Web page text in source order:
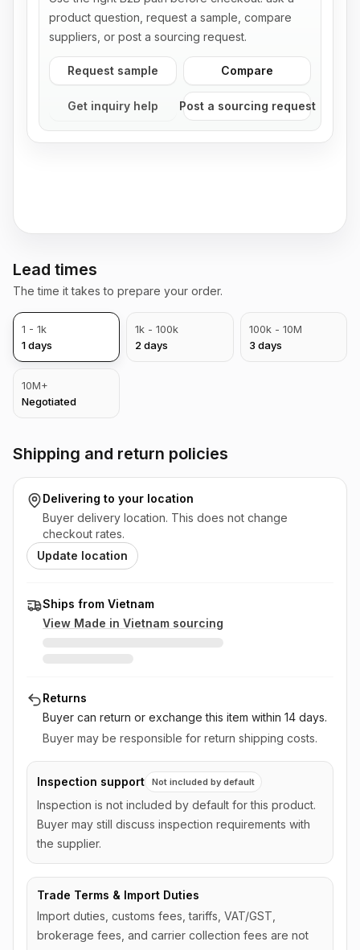
product question, request a sample, compare
suppliers, or post a sourcing request.
Request sample Compare
Get inquiry help Post a sourcing request
Lead times
The time it takes to prepare your order.
1 - 1k
1days
1k - 100k
2 days
100k - 10M
3 days
10M+
Negotiated
Shipping and return policies
Delivering to your location
Buyer delivery location. This does not change
checkout rates.
Update location
Ships from Vietnam
View Made in Vietnam sourcing
Returns
Buyer can return or exchange this item within 14 days.
Buyer may be responsible for return shipping costs.
Inspection support Not included by default
Inspection is not included by default for this product.
Buyer may still discuss inspection requirements with
the supplier.
Trade Terms & Import Duties
Import duties, customs fees, tariffs, VAT/GST,
brokerage fees, and carrier collection fees are not